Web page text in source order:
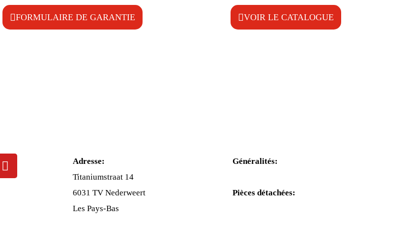
FORMULAIRE DE GARANTIE VOIR LE CATALOGUE
Adresse:
Titaniumstraat 14
6031 TV Nederweert
Les Pays-Bas
Généralités:
Pièces détachées: